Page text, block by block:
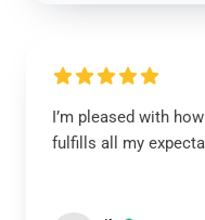
I’m pleased with
fulfills all my